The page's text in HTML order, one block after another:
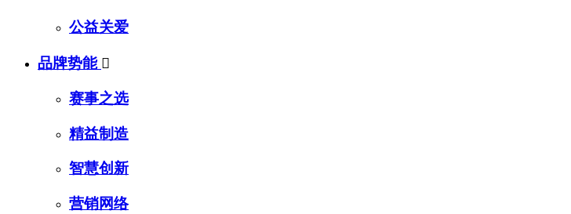
公益关爱
品牌势能 
赛事之选
精益制造
智慧创新
营销网络